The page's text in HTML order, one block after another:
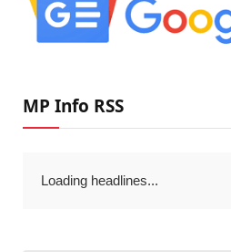
MP Info RSS
Loading headlines...